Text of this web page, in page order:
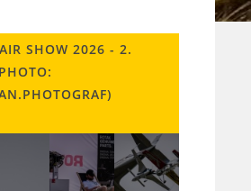
SHOW 2026 - 2.